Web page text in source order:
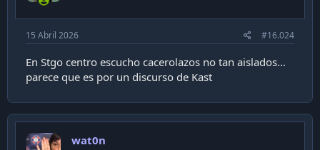
:
15 Abril 2026 #16.024
En Stgo centro escucho cacerolazos no tan aislados…
parece que es por un discurso de Kast
wat0n